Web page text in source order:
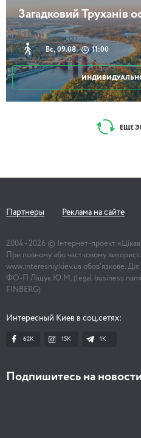
Загадковий Труханів
Вс, 09.08 11:00
ЕЩЕ
Партнеры Реклама на сайте
2004 - 2026 © Інтернет-проект
При повному або частковому
www.interesniy.kiev.ua обов'язкове.
ФО-П Ліщук Ю.М. (legal business
FINBERG)
Интересный Киев в соц.сетях:
62K 15K 1К
Подпишитесь на